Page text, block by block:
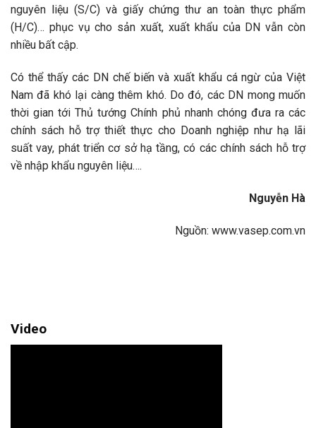
nguyên liệu (S/C) và giấy chứng thư an toàn thực phẩm
(H/C)… phục vụ cho sản xuất, xuất khẩu của DN vẫn còn
nhiều bất cập.
Có thể thấy các DN chế biến và xuất khẩu cá ngừ của Việt
Nam đã khó lại càng thêm khó. Do đó, các DN mong muốn
thời gian tới Thủ tướng Chính phủ nhanh chóng đưa ra các
chính sách hỗ trợ thiết thực cho Doanh nghiệp như hạ lãi
suất vay, phát triển cơ sở hạ tầng, có các chính sách hỗ trợ
về nhập khẩu nguyên liệu….
Nguyễn Hà
Nguồn: www.vasep.com.vn
Video